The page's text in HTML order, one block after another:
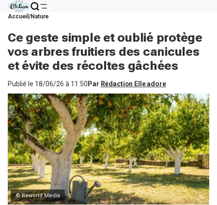
Accueil Nature
Ce geste simple et oublié protège
vos arbres fruitiers des canicules
et évite des récoltes gâchées
Publié le 18/06/26 à 11:50 Par Rédaction Elle adore
© Reworld Media